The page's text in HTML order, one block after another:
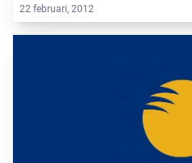
22 februari, 2012